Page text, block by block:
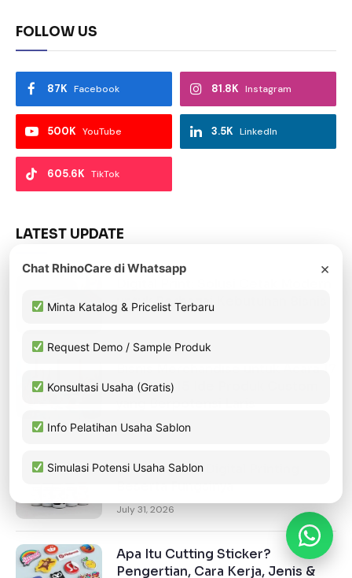
FOLLOW US
Facebook
87K Instagram
81.8K
YouTube
500K LinkedIn
3.5K
TikTok
605.6K
LATEST UPDATE
untuk Berbagai Kebutuhan Bisnis
Agustus: 15 Ide Produk Custom
July 31, 2026
12 Jenis Tinta Digital Printing
July 31, 2026
Apa Itu Cutting Sticker?
Pengertian, Cara Kerja, Jenis &
Chat RhinoCare di Whatsapp ×
Minta Katalog & Pricelist Terbaru
Request Demo / Sample Produk
Konsultasi Usaha (Gratis)
Info Pelatihan Usaha Sablon
Simulasi Potensi Usaha Sablon